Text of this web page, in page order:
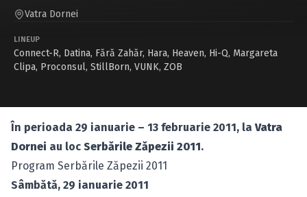
Vatra Dornei
LINEUP
Connect-R, Datina, Fără Zahăr, Hara, Heaven, Hi-Q, Margareta
Clipa, Proconsul, StillBorn, VUNK, ZOB
În perioada 29 ianuarie – 13 februarie 2011, laVatra
Dornei au loc Serbările Zăpezii 2011.
Program Serbările Zăpezii 2011
Sâmbătă, 29 ianuarie 2011